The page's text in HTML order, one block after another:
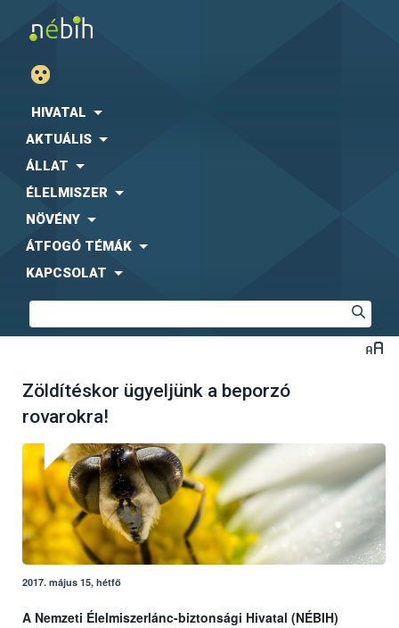
HIVATAL
AKTUÁLIS
ÁLLAT
ÉLELMISZER
NÖVÉNY
ÁTFOGÓ TÉMÁK
KAPCSOLAT
Zöldítéskor ügyeljünk a beporzó
rovarokra!
2017. május 15, hétfő
A Nemzeti Élelmiszerlánc-biztonsági Hivatal (NÉBIH)